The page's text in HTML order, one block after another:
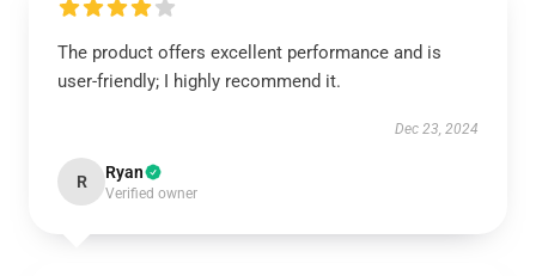
The product offers excellent performance and is
user-friendly; I highly recommend it.
Dec 23, 2024
R Ryan
Verified owner